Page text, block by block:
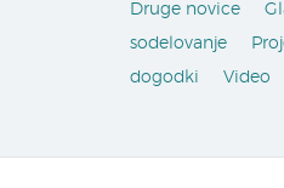
Druge novice
sodelovanje
dogodki
Video